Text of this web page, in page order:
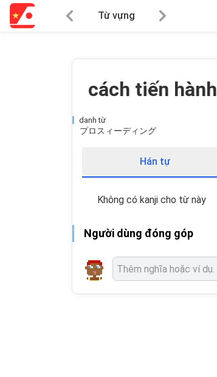
Từ vựng
cách tiến hành
danh từ
プロスィーディング
Hán tự
Không có kanji cho từ này
Người dùng đóng góp